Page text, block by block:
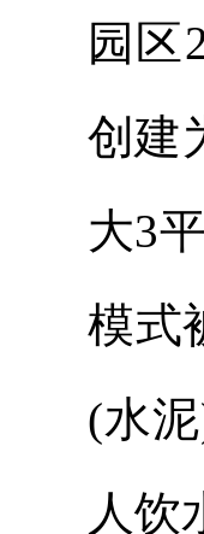
园区
创建
大3
模式
(水
人饮